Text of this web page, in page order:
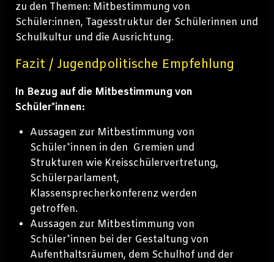
zu den Themen: Mitbestimmung von
Schüler:innen, Tagesstruktur der Schülerinnen und
Schulkultur und die Ausrichtung.
Fazit / Jugendpolitische Empfehlung
In Bezug auf die Mitbestimmung von
Schüler*innen:
Aussagen zur Mitbestimmung von
Schüler*innen in den Gremien und
Strukturen wie Kreisschülervertretung,
Schülerparlament,
Klassensprecherkonferenz werden
getroffen.
Aussagen zur Mitbestimmung von
Schüler*innen bei der Gestaltung von
Aufenthaltsräumen, dem Schulhof und der